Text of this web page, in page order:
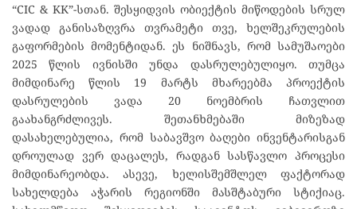
“CIC & KK”-სთან. შესყიდვის ობიექტის მიწოდების სრულ
ვადად განისაზღვრა თვრამეტი თვე, ხელშეკრულების
გაფორმების მომენტიდან. ეს ნიშნავს, რომ სამუშაოები
2025 წლის ივნისში უნდა დასრულებულიყო. თუმცა
მიმდინარე წლის 19 მარტს მხარეებმა პროექტის
დასრულების ვადა 20 ნოემბრის ჩათვლით
გაახანგრძლივეს. შეთანხმებაში მიზეზად
დასახელებულია, რომ საბავშვო ბაღები ინვენტარისგან
დროულად ვერ დაცალეს, რადგან სასწავლო პროცესი
მიმდინარეობდა. ასევე, ხელისშემშლელ ფაქტორად
სახელდება აჭარის რეგიონში მასშტაბური სტიქიაც.